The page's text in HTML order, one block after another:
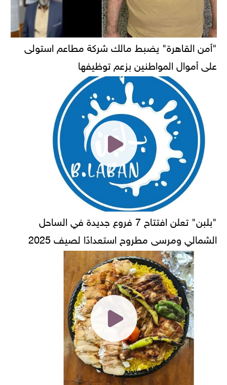
"أمن القاهرة" يضبط مالك شركة مطاعم استولى
على أموال المواطنين بزعم توظيفها
"بلبن" تعلن افتتاح 7 فروع جديدة في الساحل
الشمالي ومرسى مطروح استعدادًا لصيف 2025